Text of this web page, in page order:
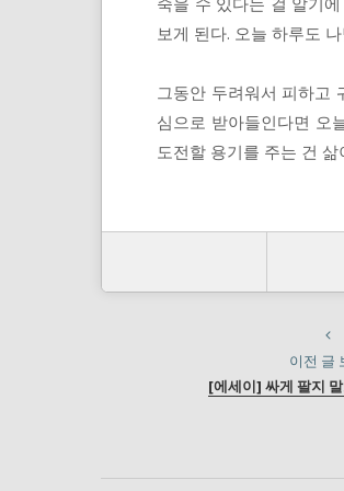
보게 된다. 오늘 하루도
그동안 두려워서 피하고
심으로 받아들인다면 오
도전할 용기를 주는 건
이전 글
[에세이] 싸게 팔지